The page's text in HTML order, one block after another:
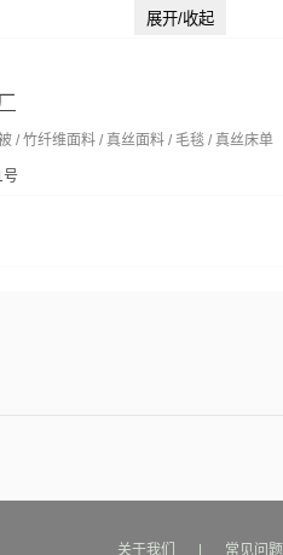
展开/收起
/ 竹纤维面料 / 真丝面料 / 毛毯 / 真丝床单
号
关于我们 常见问题